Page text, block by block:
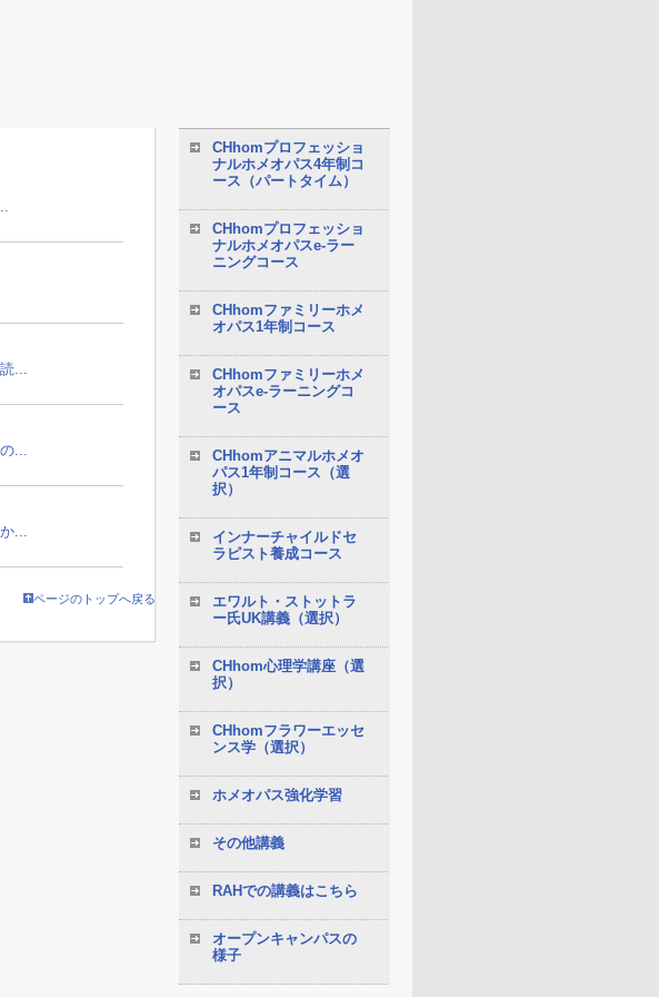
...
...
...
ページのトップへ戻る
CHhomプロフェッショ
ナルホメオパス4年制コ
ース（パートタイム）
CHhomプロフェッショ
ナルホメオパスe-ラー
ニングコース
CHhomファミリーホメ
オパス1年制コース
CHhomファミリーホメ
オパスe-ラーニングコ
ース
CHhomアニマルホメオ
パス1年制コース（選
択）
インナーチャイルドセ
ラピスト養成コース
エワルト・ストットラ
ー氏UK講義（選択）
CHhom心理学講座（選
択）
CHhomフラワーエッセ
ンス学（選択）
ホメオパス強化学習
その他講義
RAHでの講義はこちら
オープンキャンパスの
様子